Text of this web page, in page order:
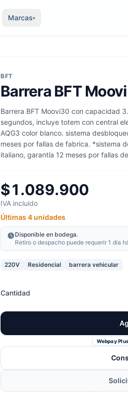
Marcas▾
BFT
Barrera BFT
Barrera BFT Moovi30 con capacidad
segundos, incluye totem con central
AQG3 color blanco. sistema
meses por fallas de fabrica. *sistema
italiano, garantía 12 meses por fallas
$1.089.900
IVA incluido
Últimas 4 unidades
Disponible en bodega.
Retiro o despacho puede requerir 1 día
220V Residencial barrera vehicular
Cantidad
Webpay